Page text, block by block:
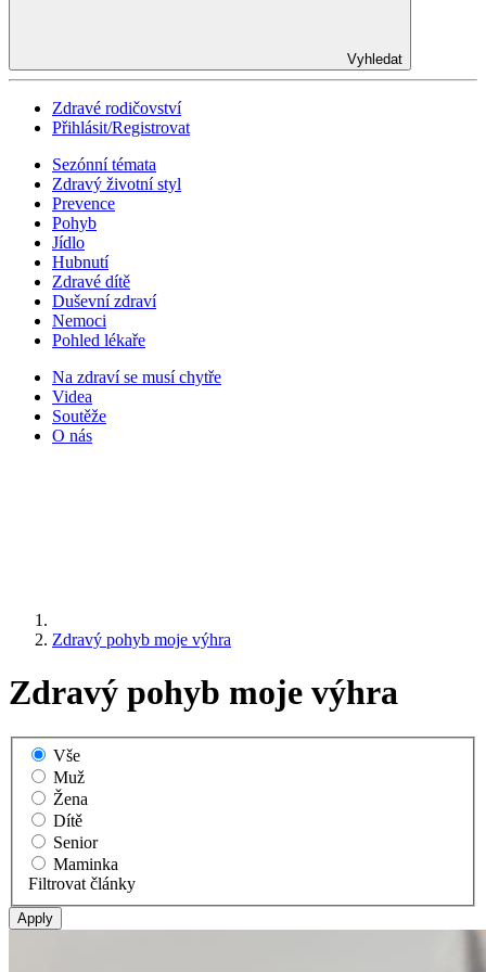
Vyhledat
Zdravé rodičovství
Přihlásit/Registrovat
Sezónní témata
Zdravý životní styl
Prevence
Pohyb
Jídlo
Hubnutí
Zdravé dítě
Duševní zdraví
Nemoci
Pohled lékaře
Na zdraví se musí chytře
Videa
Soutěže
O nás
Zdravý pohyb moje výhra
Zdravý pohyb moje výhra
Vše
Muž
Žena
Dítě
Senior
Maminka
Filtrovat články